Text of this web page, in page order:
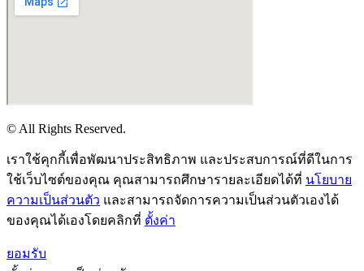
© All Rights Reserved.
เราใช้คุกกี้เพื่อพัฒนาประสิทธิภาพ และประสบการณ์ที่ดีในการ
ใช้เว็บไซต์ของคุณ คุณสามารถศึกษารายละเอียดได้ที่ นโยบาย
ความเป็นส่วนตัว และสามารถจัดการความเป็นส่วนตัวเองได้
ของคุณได้เองโดยคลิกที่ ตั้งค่า
ยอมรับ